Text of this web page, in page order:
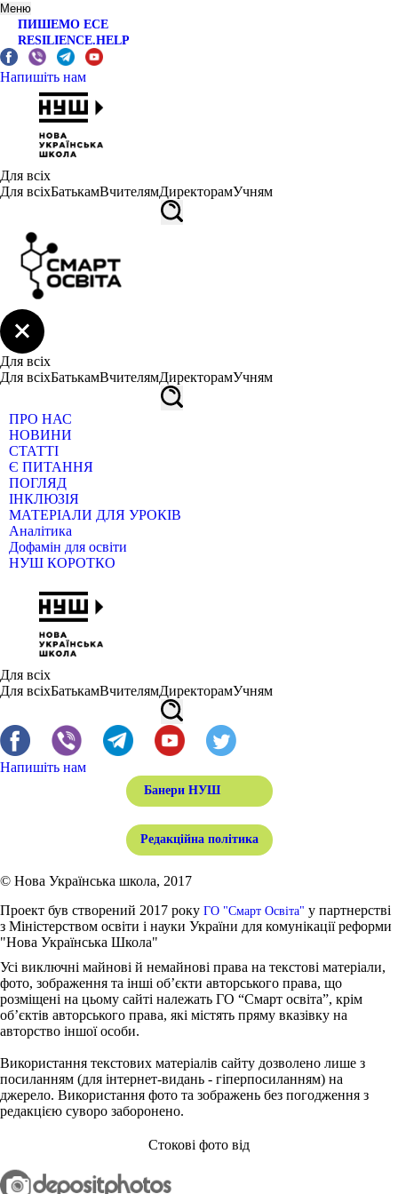
Меню
ПИШЕМО ЕСЕ
RESILIENCE.HELP
Напишіть нам
Для всіх
Для всіхБатькамВчителямДиректорамУчням
Для всіх
Для всіхБатькамВчителямДиректорамУчням
ПРО НАС
НОВИНИ
СТАТТІ
Є ПИТАННЯ
ПОГЛЯД
ІНКЛЮЗІЯ
МАТЕРІАЛИ ДЛЯ УРОКІВ
Аналітика
Дофамін для освіти
НУШ КОРОТКО
Для всіх
Для всіхБатькамВчителямДиректорамУчням
Напишіть нам
Банери НУШ
Редакційна політика
© Нова Українська школа, 2017
Проект був створений 2017 року ГО "Смарт Освіта" у партнерстві
з Міністерством освіти і науки України для комунікації реформи
"Нова Українська Школа"
Усі виключні майнові й немайнові права на текстові матеріали,
фото, зображення та інші об’єкти авторського права, що
розміщені на цьому сайті належать ГО “Смарт освіта”, крім
об’єктів авторського права, які містять пряму вказівку на
авторство іншої особи.
Використання текстових матеріалів сайту дозволено лише з
посиланням (для інтернет-видань - гіперпосиланням) на
джерело. Використання фото та зображень без погодження з
редакцією суворо заборонено.
Стокові фото від